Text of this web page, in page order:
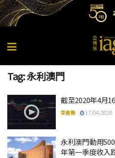
Tag:永利澳門
截至2020年4月
李達勝 17/04/2020
永利澳門動用
年第一季度收入